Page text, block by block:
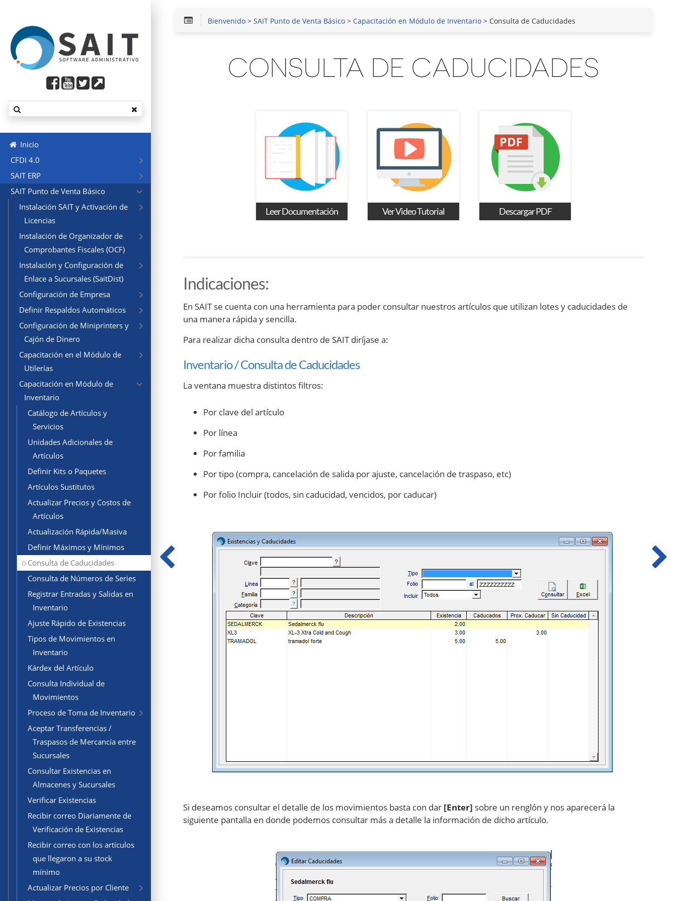
Inicio
CFDI 4.0
SAIT ERP
SAIT Punto de Venta Básico
Instalación SAIT y Activación de
Licencias
Instalación de Organizador de
Comprobantes Fiscales (OCF)
Instalación y Configuración de
Enlace a Sucursales (SaitDist)
Configuración de Empresa
Definir Respaldos Automáticos
Configuración de Miniprinters y
Cajón de Dinero
Capacitación en el Módulo de
Utilerías
Capacitación en Módulo de
Inventario
Catálogo de Artículos y
Servicios
Unidades Adicionales de
Artículos
Definir Kits o Paquetes
Artículos Sustitutos
Actualizar Precios y Costos de
Artículos
Actualización Rápida/Masiva
Definir Máximos y Mínimos
Consulta de Caducidades
Consulta de Números de Series
Registrar Entradas y Salidas en
Inventario
Ajuste Rápido de Existencias
Tipos de Movimientos en
Inventario
Kárdex del Artículo
Consulta Individual de
Movimientos
Proceso de Toma de Inventario
Aceptar Transferencias /
Traspasos de Mercancía entre
Sucursales
Consultar Existencias en
Almacenes y Sucursales
Verificar Existencias
Recibir correo Diariamente de
Verificación de Existencias
Recibir correo con los artículos
que llegaron a su stock
mínimo
Actualizar Precios por Cliente
Bienvenido >SAIT Punto de Venta Básico >Capacitación en Módulo de Inventario > Consulta de Caducidades
CONSULTA DE CADUCIDADES
Leer Documentación Ver Video Tutorial Descargar PDF
Indicaciones:
En SAIT se cuenta con una herramienta para poder consultar nuestros artículos que utilizan lotes y caducidades de
una manera rápida y sencilla.
Para realizar dicha consulta dentro de SAIT diríjase a:
Inventario / Consulta de Caducidades
La ventana muestra distintos filtros:
Por clave del artículo
Por línea
Por familia
Por tipo (compra, cancelación de salida por ajuste, cancelación de traspaso, etc)
Por folio Incluir (todos, sin caducidad, vencidos, por caducar)
Si deseamos consultar el detalle de los movimientos basta con dar [Enter] sobre un renglón y nos aparecerá la
siguiente pantalla en donde podemos consultar más a detalle la información de dicho artículo.